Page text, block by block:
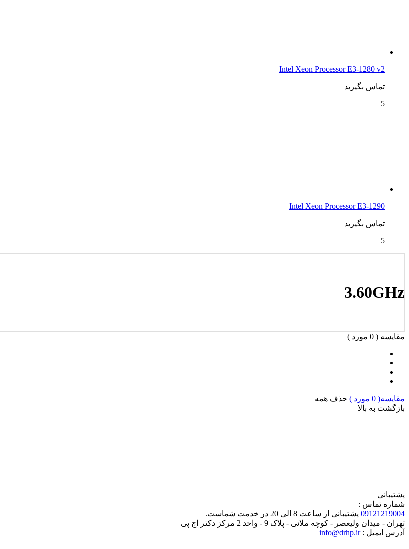
Intel Xeon Processor E3-1280 v2
تماس بگیرید
5
Intel Xeon Processor E3-1290
تماس بگیرید
5
3.60GHz
مقایسه ( 0 مورد )
مقایسه( 0 مورد ) حذف همه
بازگشت به بالا
پشتیبانی
شماره تماس :
09121219004 پشتیبانی از ساعت 8 الی 20 در خدمت شماست.
تهران - میدان ولیعصر - کوچه ملائی - پلاک 9 - واحد 2 مرکز دکتر اچ پی
آدرس ایمیل : info@drhp.ir